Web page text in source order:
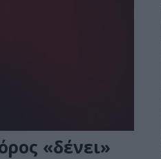
«δένει»